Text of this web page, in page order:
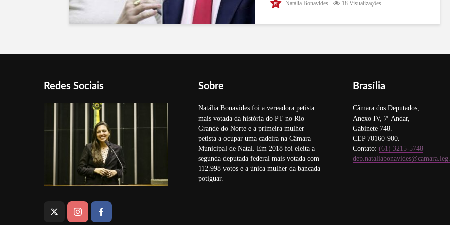
Tribuna de Contas do Rio Grande do Norte, sobre
Natália Bonavides 18 Visualizações
Redes Sociais Sobre
Natália Bonavides foi a vereadora petista
mais votada da história do PT no Rio
Grande do Norte e a primeira mulher
petista a ocupar uma cadeira na Câmara
Municipal de Natal. Em 2018 foi eleita a
segunda deputada federal mais votada com
112.998 votos e a única mulher da bancada
potiguar.
Brasília
Câmara dos Deputados,
Anexo IV, 7º Andar,
Gabinete 748.
CEP 70160-900.
Contato: (61) 3215-5748